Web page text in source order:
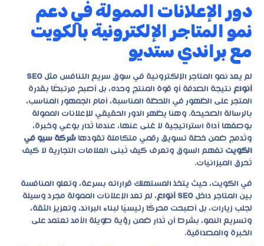
دور الإعلانات الممولة في دعم
نمو المتاجر الإلكترونية بالكويت
مع براندي ستديو
لم يعد نمو المتاجر الإلكترونية في سوق سريع التنافس مثل SEO
أنواع نتيجة الصدفة أو قوة المنتج وحده، بل أصبح مرتبطًا بقدرة
المتجر على الظهور في اللحظة المناسبة، أمام الجمهور المناسب،
بالرسالة الصحيحة. وهنا يظهر الدور الحقيقي للإعلانات الممولة
بوصفها أداة استراتيجية لا غنى عنها، عندما تُدار بوعي وخبرة،
وتُدمج ضمن خطة تسويق رقمي متكاملة تقودها شركة سيو في
الكويت تفهم السوق وتعرف كيف تُبنى العلامات التجارية لا كيف
تُحرق الميزانيات.
في الكويت، حيث يتخذ المستهلك قراراته بسرعة، وتعلو المنافسة
بين المتاجر داخل SEO أنواع
، لم تعد الإعلانات الممولة مجرد وسيلة
لجلب زيارات، بل أصبحت محركًا رئيسيًا لبناء البراند، وتعزيز الثقة،
وتسريع النمو، بشرط أن تُدار ضمن رؤية طويلة الأمد تعتمد على
الخبرة والمصداقية.